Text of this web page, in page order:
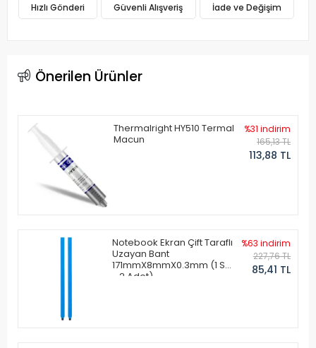
Hızlı Gönderi Güvenli Alışveriş İade ve Değişim
Önerilen Ürünler
Thermalright HY510 Termal
Macun
%31 indirim
165,13 TL
113,88 TL
Notebook Ekran Çift Taraflı
Uzayan Bant
171mmX8mmX0.3mm (1 Set
- 2 Adet)
%63 indirim
227,76 TL
85,41 TL